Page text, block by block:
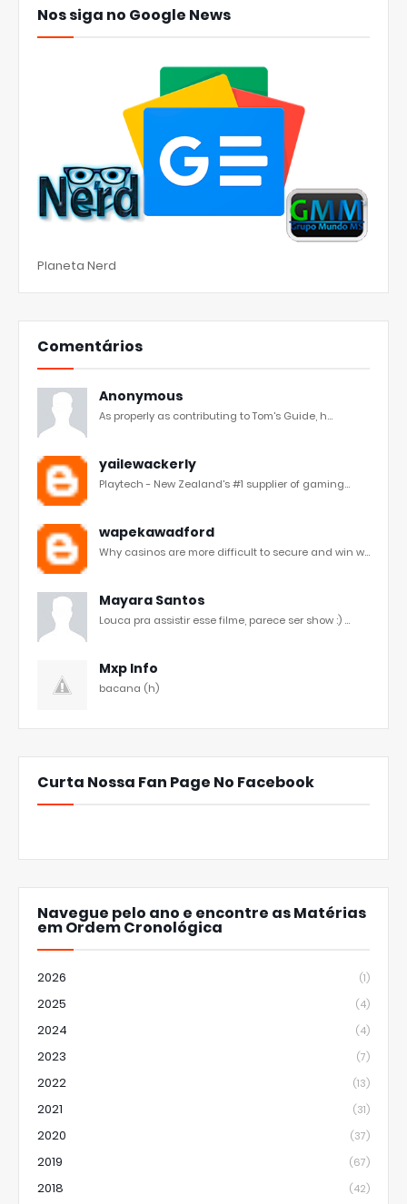
Nos siga no Google News
Planeta Nerd
Comentários
Anonymous
As properly as contributing to Tom's Guide, h...
yailewackerly
Playtech - New Zealand's #1 supplier of gaming...
wapekawadford
Why casinos are more difficult to secure and win w...
Mayara Santos
Louca pra assistir esse filme, parece ser show :) ...
Mxp Info
bacana (h)
Curta Nossa Fan Page No Facebook
Navegue pelo ano e encontre as Matérias
em Ordem Cronológica
2026 (1)
2025 (4)
2024 (4)
2023 (7)
2022 (13)
2021 (31)
2020 (37)
2019 (67)
2018 (42)